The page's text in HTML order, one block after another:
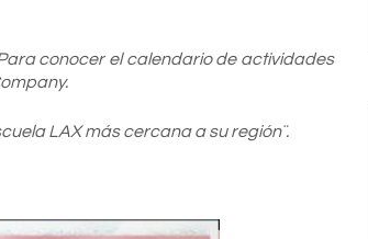
conocer el calendario de actividades
LAX más cercana a su región¨.